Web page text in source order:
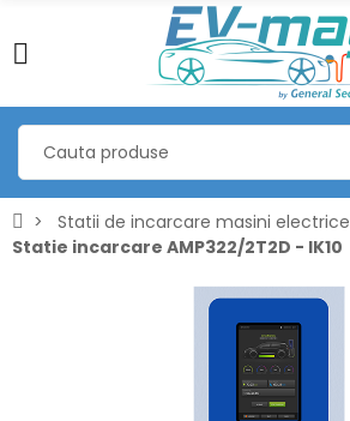
Statii de incarcare masini electrice
Statie incarcare AMP322/2T2D - IK10